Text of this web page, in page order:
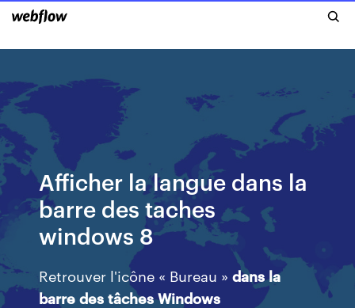
Afficher la langue dans la
barre des taches
windows 8
Retrouver l'icône « Bureau »dans la
barre des tâches Windows